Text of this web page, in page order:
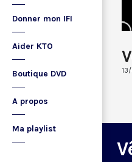
Donner mon IFI
Aider KTO
Boutique DVD
A propos
Ma playlist